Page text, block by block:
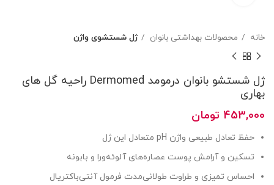
خانه محصولات بهداشتی بانوان ژل شستشوی واژن
ژل شستشو بانوان درمومد Dermomed راحیه گل های
بهاری
453,000 تومان
حفظ تعادل طبیعی واژن pH متعادل این ژل
تسکین و آرامش پوست عصاره‌های آلوئه‌ورا و بابونه
احساس تمیزی و طراوت طولانی‌مدت فرمول آنتی‌باکتریال